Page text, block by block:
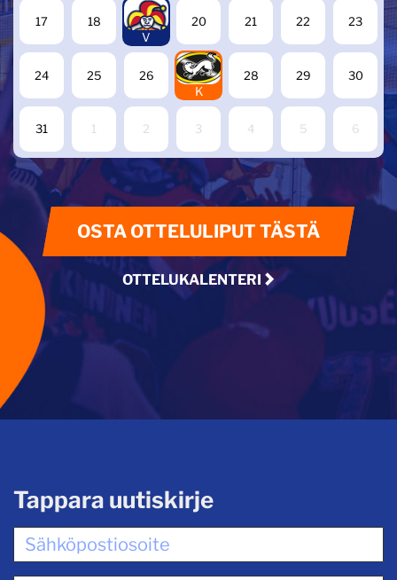
17 18
19
V
20 21 22 23
24 25 26
27
K
28 29 30
31 1 2 3 4 5 6
OSTA OTTELULIPUT TÄSTÄ
OTTELUKALENTERI
Tappara uutiskirje